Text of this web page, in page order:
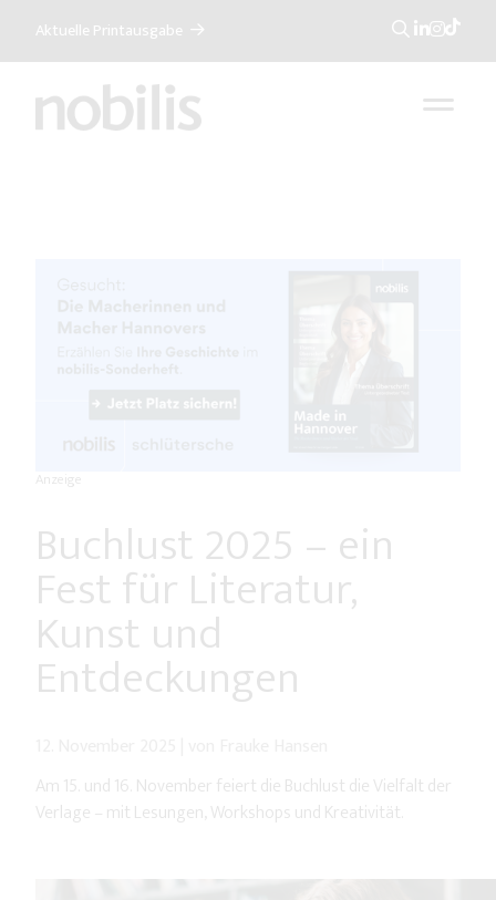
Aktuelle Printausgabe
Suche
Anzeige
Buchlust 2025 – ein
Fest für Literatur,
Kunst und
Entdeckungen
Am 15. und 16. November feiert die Buchlust die Vielfalt der
Verlage – mit Lesungen, Workshops und Kreativität.